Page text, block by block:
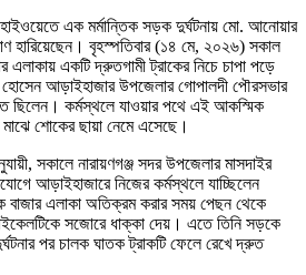
হাইওয়েতে এক মর্মান্তিক সড়ক দুর্ঘটনায় মো. আনোয়ার
হারিয়েছেন। বৃহস্পতিবার (১৪ মে, ২০২৬) সকাল
এলাকায় একটি দ্রুতগামী ট্রাকের নিচে চাপা পড়ে
আড়াইহাজার উপজেলার গোপালদী পৌরসভার
ছিলেন। কর্মস্থলে যাওয়ার পথে এই আকস্মিক
শোকের ছায়া নেমে এসেছে।
সকালে নারায়ণগঞ্জ সদর উপজেলার মাসদাইর
আড়াইহাজারে নিজের কর্মস্থলে যাচ্ছিলেন
এলাকা অতিক্রম করার সময় পেছন থেকে
সজোরে ধাক্কা দেয়। এতে তিনি সড়কে
পর চালক ঘাতক ট্রাকটি ফেলে রেখে দ্রুত